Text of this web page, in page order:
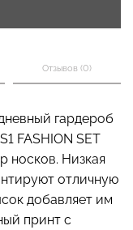
Отзывов (0)
гардероб
FASHION SET
носков. Низкая
отличную
добавляет им
принт с
Giulia